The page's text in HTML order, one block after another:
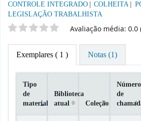
CONTROLE INTEGRADO
COLHEITA
LEGISLAÇÃO TRABALHISTA
Classificação por estrelas
Avaliação média: 0.0
Exemplares ( 1 ) Notas (1)
Tipo
de
material
Biblioteca
atual
Coleção
Número
de